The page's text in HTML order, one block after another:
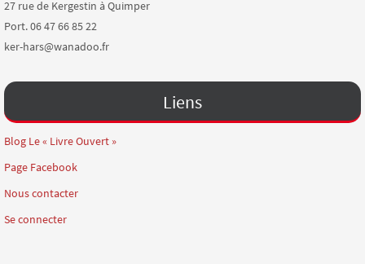
27 rue de Kergestin à Quimper
Port. 06 47 66 85 22
ker-hars@wanadoo.fr
Liens
Blog Le « Livre Ouvert »
Page Facebook
Nous contacter
Se connecter